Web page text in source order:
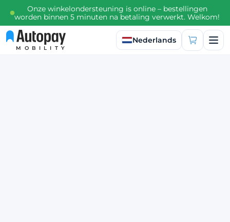
Onze winkelondersteuning is online – bestellingen
worden binnen 5 minuten na betaling verwerkt. Welkom!
MOBILITY
Taal selecteren
Nederlands